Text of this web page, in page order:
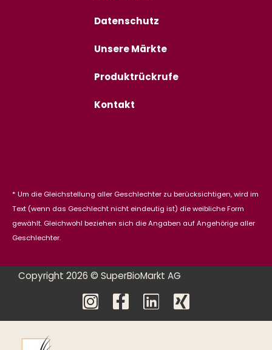
Datenschutz
Unsere Märkte
Produktrückrufe
Kontakt
* Um die Gleichstellung aller Geschlechter zu berücksichtigen, wird im
Text (wenn das Geschlecht nicht eindeutig ist) die weibliche Form
gewählt. Gleichwohl beziehen sich die Angaben auf Angehörige aller
Geschlechter.
Copyright 2026 © SuperBioMarkt AG